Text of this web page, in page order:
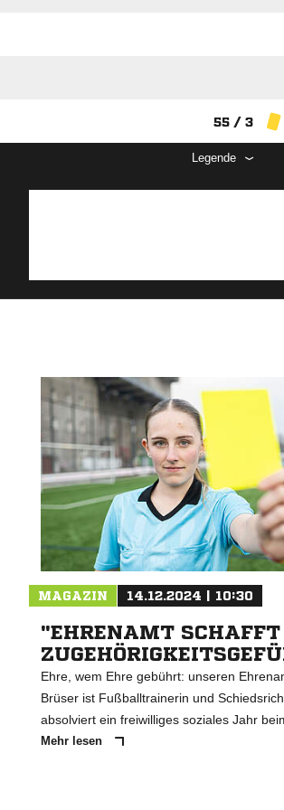
55 / 3
Legende
MAGAZIN 14.12.2024 | 10:30
"EHRENAMT
Ehre, wem Ehre gebührt: unseren
Brüser ist Fußballtrainerin und
absolviert ein freiwilliges soziales Jahr
Mehr lesen